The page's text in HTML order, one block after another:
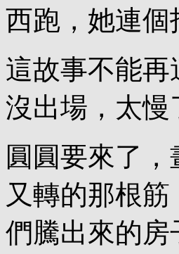
西跑，她連
這故事不能
沒出場，太慢
圓圓要來了
又轉的那根
們騰出來的